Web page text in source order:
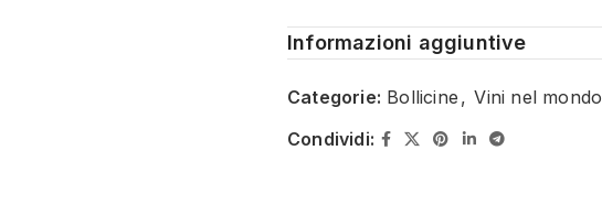
Informazioni aggiuntive
Categorie: Bollicine , Vini nel mondo
Condividi: